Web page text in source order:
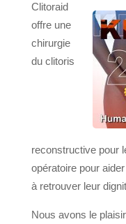
Clitoraid
offre une
chirurgie
du clitoris
reconstructive pour
opératoire pour
à retrouver leur
Nous avons le